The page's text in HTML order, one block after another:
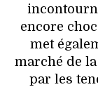
encore
met
marché de
par les